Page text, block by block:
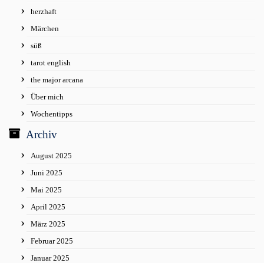
herzhaft
Märchen
süß
tarot english
the major arcana
Über mich
Wochentipps
Archiv
August 2025
Juni 2025
Mai 2025
April 2025
März 2025
Februar 2025
Januar 2025